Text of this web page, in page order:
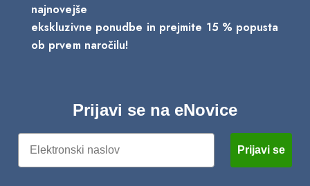
najnovejše
ekskluzivne ponudbe in prejmite 15 % popusta
ob prvem naročilu!
Prijavi se na eNovice
Email
Prijavi se